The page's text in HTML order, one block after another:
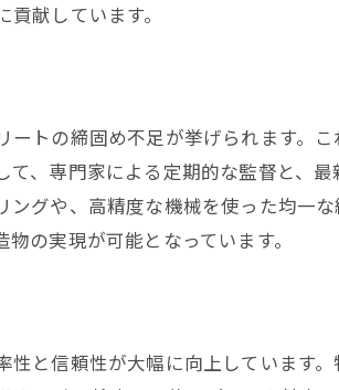
献しています。
トの締固め不足が挙げられます。
、専門家による定期的な監督と、
グや、高精度な機械を使った均一
の実現が可能となっています。
と信頼性が大幅に向上しています